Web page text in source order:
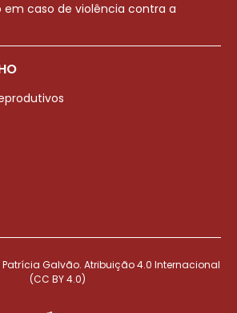
em caso de violência contra a
Galvão. Atribuição 4.0 Internacional
(CC BY 4.0)